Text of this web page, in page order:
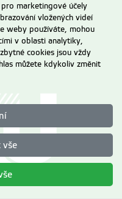
marketingové účely
vložených videí
weby používáte, mohou
v oblasti analytiky,
cookies jsou vždy
můžete kdykoliv změnit
vše